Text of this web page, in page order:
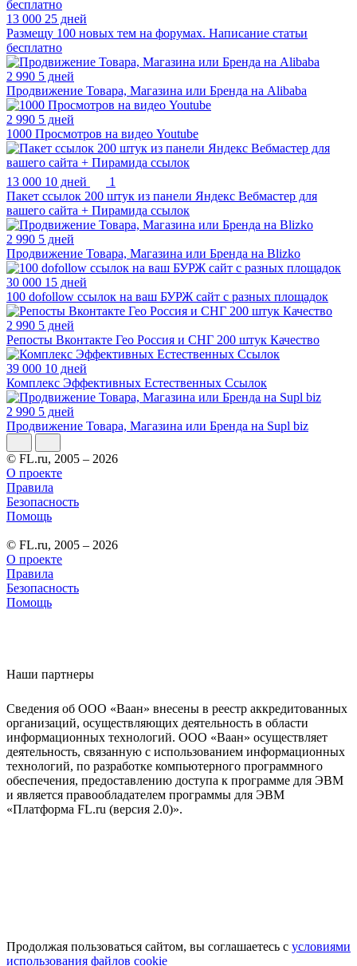
13 000 25 дней
Размещу 100 новых тем на форумах. Написание статьи
бесплатно
2 990 5 дней
Продвижение Товара, Магазина или Бренда на Alibaba
2 990 5 дней
1000 Просмотров на видео Youtube
13 000 10 дней
1
Пакет ссылок 200 штук из панели Яндекс Вебмастер для
вашего сайта + Пирамида ссылок
2 990 5 дней
Продвижение Товара, Магазина или Бренда на Blizko
30 000 15 дней
100 dofollow ссылок на ваш БУРЖ сайт с разных площадок
2 990 5 дней
Репосты Вконтакте Гео Россия и СНГ 200 штук Качество
39 000 10 дней
Комплекс Эффективных Естественных Ссылок
2 990 5 дней
Продвижение Товара, Магазина или Бренда на Supl biz
© FL.ru, 2005 – 2026
О проекте
Правила
Безопасность
Помощь
© FL.ru, 2005 – 2026
О проекте
Правила
Безопасность
Помощь
Наши партнеры
Сведения об ООО «Ваан» внесены в реестр аккредитованных
организаций, осуществляющих деятельность в области
информационных технологий. ООО «Ваан» осуществляет
деятельность, связанную с использованием информационных
технологий, по разработке компьютерного программного
обеспечения, предоставлению доступа к программе для ЭВМ
и является правообладателем программы для ЭВМ
«Платформа FL.ru (версия 2.0)».
Продолжая пользоваться сайтом, вы соглашаетесь с условиями
использования файлов cookie